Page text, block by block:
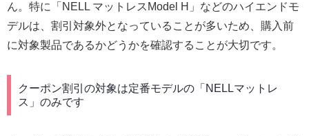
ん。特に「NELL マットレスModel H」などのハイエンドモ
デルは、割引対象外となっていることが多いため、購入前
に対象製品であるかどうかを確認することが大切です。
クーポン割引の対象は定番モデルの「NELLマットレ
ス」のみです